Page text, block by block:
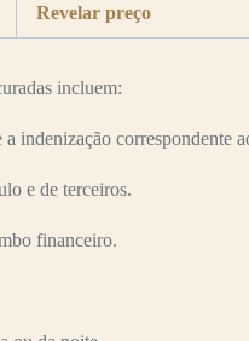
Revelar preço
incluem:
correspondente
e de terceiros.
financeiro.